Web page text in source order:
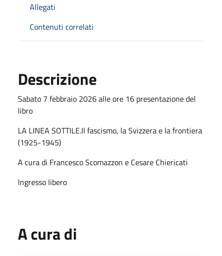
Allegati
Contenuti correlati
Descrizione
Sabato 7 febbraio 2026 alle ore 16 presentazione del
libro
LA LINEA SOTTILE.Il fascismo, la Svizzera e la frontiera
(1925-1945)
A cura di Francesco Scomazzon e Cesare Chiericati
Ingresso libero
A cura di